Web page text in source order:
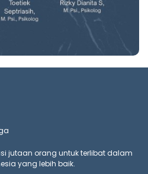
jutaan orang untuk terlibat dalam
yang lebih baik.